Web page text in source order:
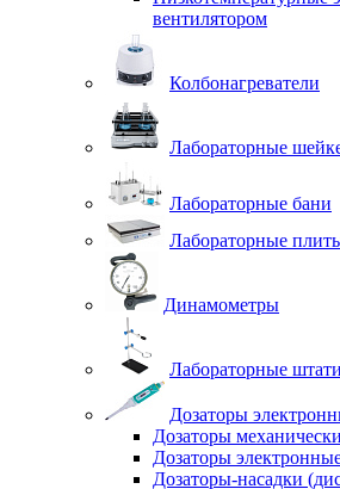
вентилятором
Колбонагреватели
Лабораторные
Лабораторные бани
Лабораторные
Динамометры
Лабораторные
Дозаторы
Дозаторы
Дозаторы
Дозаторы-насадки